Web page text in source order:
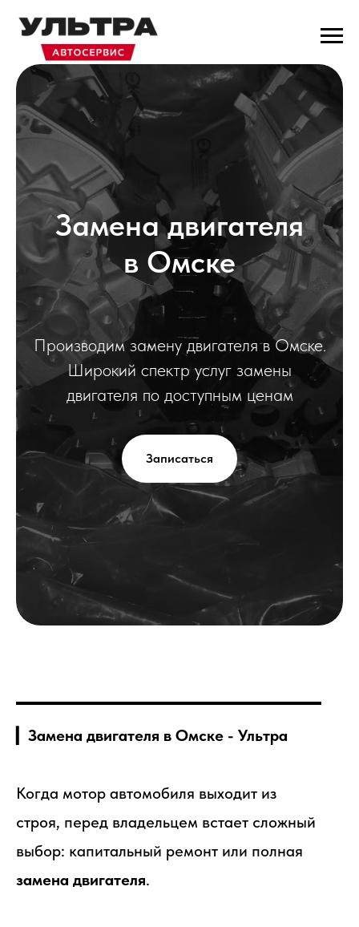
Замена двигателя
в Омске
Производим замену двигателя в Омске.
Широкий спектр услуг замены
двигателя по доступным ценам
Записаться
Замена двигателя в Омске - Ультра
Когда мотор автомобиля выходит из
строя, перед владельцем встает сложный
выбор: капитальный ремонт или полная
замена двигателя.